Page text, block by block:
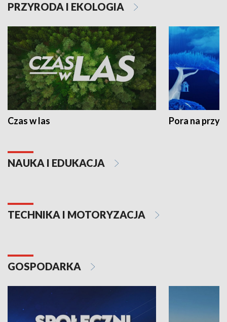
PRZYRODA I EKOLOGIA
Czas w las Pora na
NAUKA I EDUKACJA
TECHNIKA I MOTORYZACJA
GOSPODARKA